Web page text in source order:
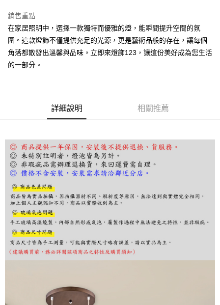
悠遊付
Google Pay
全盈+PAY
AFTEE先享後付
【「AFTEE先享後付」結帳流程】
１．於結帳方式選擇「AFTEE先享後付」後，將跳轉至「AFTEE先享後付」
結帳頁面，進行簡訊認證並確認金額後，即可完成結帳。
２．訂單成立數日內，您將收到繳費通知簡訊。
３．收到繳費通知簡訊後14天內，點擊此簡訊中的連結，可透過四大超商／
ATM／網路銀行／等多元方式進行付款，方視為交易完成。
※ 請注意：結帳手續完成當下不需立刻繳費，但若您需要取消訂單，請聯絡
購買商品的店家。未經商家同意取消之訂單仍視為有效，需透過AFTEE先享
後付繳納相關費用。
※ 交易是否成功請以「AFTEE先享後付 」之結帳頁面顯示為準，若有關於
是否繳費成功／繳費後需取消欲退款等相關疑問，請聯繫「AFTEE先享後付
客戶支援中心」
https://netprotections.freshdesk.com/support/home
權轉讓予恩沛科技股份有限公司。
２．關於個人資料處理事宜，請瀏覽以下網址：
每筆NT$180，滿NT$5,000(含以上)免運費
銷售重點
在家居照明中，選擇一款獨特而優雅的燈，能瞬間提升空間的氛
圍。這款燈飾不僅提供充足的光源，更是藝術品般的存在，讓每個
角落都散發出溫馨與品味。立即來燈飾123，讓這份美好成為您生活
的一部分。
詳細說明 相關推薦